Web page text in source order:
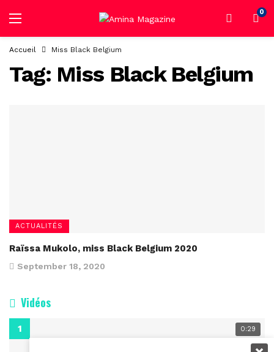
0
Accueil Miss Black Belgium
Tag: Miss Black Belgium
ACTUALITÉS
Raïssa Mukolo, miss Black Belgium 2020
September 18, 2020
Vidéos
0:29